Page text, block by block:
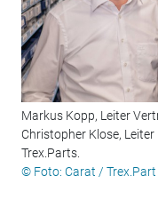
Markus Kopp, Leiter
Christopher Klose,
Trex.Parts.
© Foto: Carat / Trex.Part